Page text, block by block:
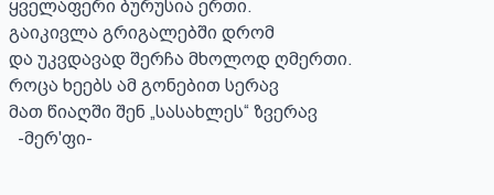
ყველაფერი ბურუსია ერთი.
გაიკივლა გრიგალებში დრომ
და უკვდავად შერჩა მხოლოდ ღმერთი.
როცა ხეებს ამ გონებით სერავ
მათ წიაღში შენ „სასახლეს“ ზვერავ
  -მერ'ფი-